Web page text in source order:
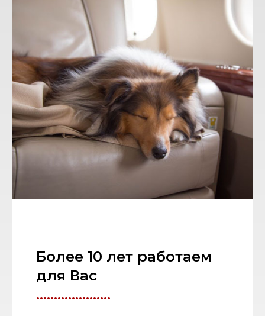
Более 10 лет работаем
для Вас
.....................